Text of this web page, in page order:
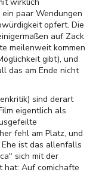
paar Wendungen
opfert. Die
auf Zack
meilenweit kommen
gibt), und
das am Ende nicht
sind derart
eigentlich als
fehl am Platz, und
ist das allenfalls
sich mit der
hat: Auf comichafte